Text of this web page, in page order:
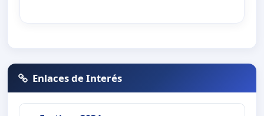
Enlaces de Interés